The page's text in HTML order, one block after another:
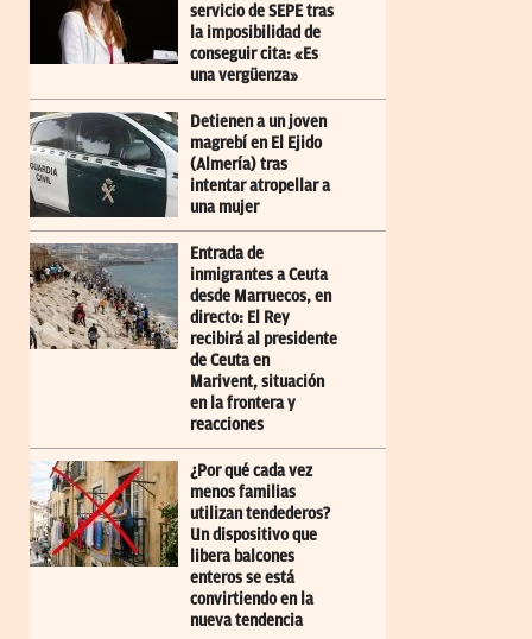
servicio de SEPE tras
la imposibilidad de
conseguir cita: «Es
una vergüenza»
Detienen a un joven
magrebí en El Ejido
(Almería) tras
intentar atropellar a
una mujer
Entrada de
inmigrantes a Ceuta
desde Marruecos, en
directo: El Rey
recibirá al presidente
de Ceuta en
Marivent, situación
en la frontera y
reacciones
¿Por qué cada vez
menos familias
utilizan tendederos?
Un dispositivo que
libera balcones
enteros se está
convirtiendo en la
nueva tendencia